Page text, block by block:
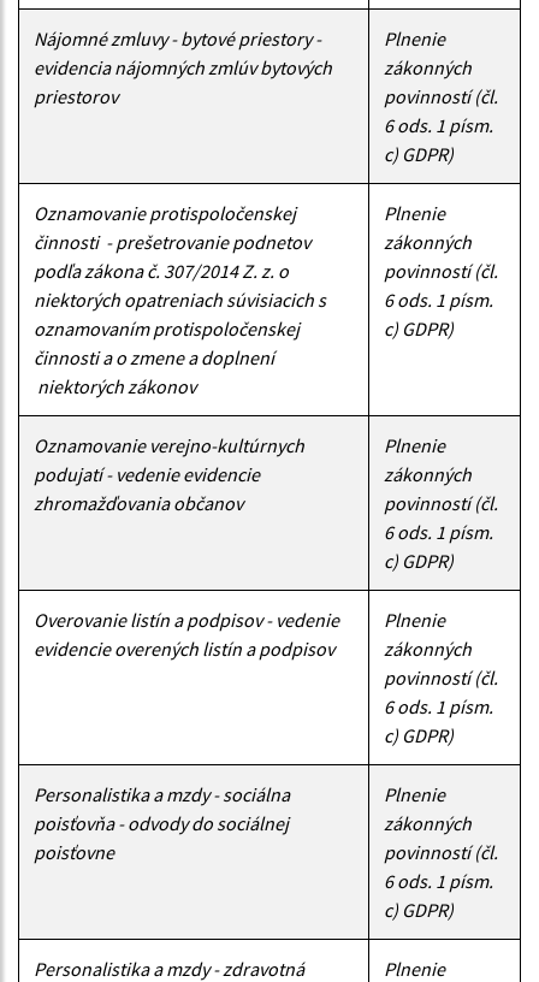
Nájomné zmluvy - bytové priestory -
evidencia nájomných zmlúv bytových
priestorov
Plnenie
zákonných
povinností (čl.
6 ods. 1 písm.
c) GDPR)
Oznamovanie protispoločenskej
činnosti - prešetrovanie podnetov
podľa zákona č. 307/2014 Z. z. o
niektorých opatreniach súvisiacich s
oznamovaním protispoločenskej
činnosti a o zmene a doplnení
niektorých zákonov
Plnenie
zákonných
povinností (čl.
6 ods. 1 písm.
c) GDPR)
Oznamovanie verejno-kultúrnych
podujatí - vedenie evidencie
zhromažďovania občanov
Plnenie
zákonných
povinností (čl.
6 ods. 1 písm.
c) GDPR)
Overovanie listín a podpisov - vedenie
evidencie overených listín a podpisov
Plnenie
zákonných
povinností (čl.
6 ods. 1 písm.
c) GDPR)
Personalistika a mzdy - sociálna
poisťovňa - odvody do sociálnej
poisťovne
Plnenie
zákonných
povinností (čl.
6 ods. 1 písm.
c) GDPR)
Personalistika a mzdy - zdravotná
Plnenie